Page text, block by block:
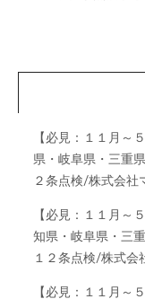
【必見：１１月～
県・岐阜県・三重
２条点検/株式会社
【必見：１１月～
知県・岐阜県・三
１２条点検/株式会
【必見：１１月～